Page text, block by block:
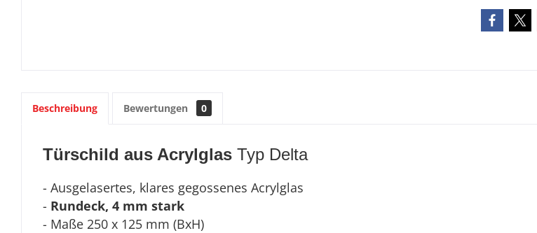
Beschreibung Bewertungen 0
Türschild aus Acrylglas Typ Delta
- Ausgelasertes, klares gegossenes Acrylglas
- Rundeck, 4 mm stark
- Maße 250 x 125 mm (BxH)